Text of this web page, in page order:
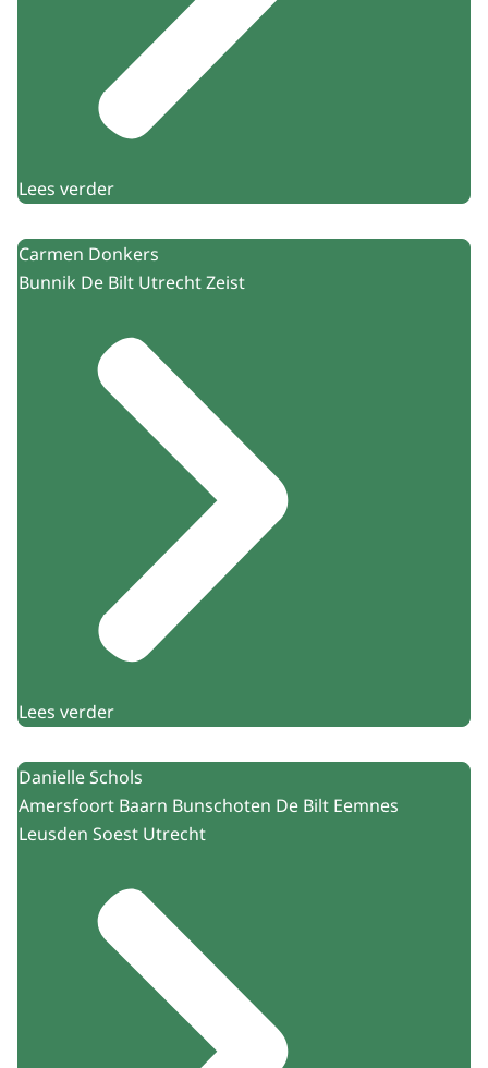
Lees verder
Carmen Donkers
Bunnik De Bilt Utrecht Zeist
Lees verder
Danielle Schols
Amersfoort Baarn Bunschoten De Bilt Eemnes
Leusden Soest Utrecht